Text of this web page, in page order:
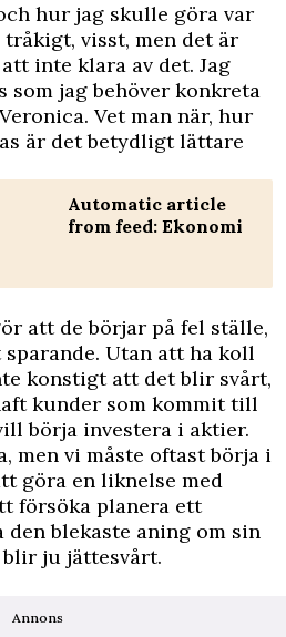
hur jag skulle göra var
visst, men det är
inte klara av det. Jag
jag behöver konkreta
Vet man när, hur
är det betydligt lättare
Automatic article
from feed: Ekonomi
att de börjar på fel ställe,
Utan att ha koll
konstigt att det blir svårt,
kunder som kommit till
börja investera i aktier.
men vi måste oftast börja i
göra en liknelse med
försöka planera ett
blekaste aning om sin
ju jättesvårt.
Annons